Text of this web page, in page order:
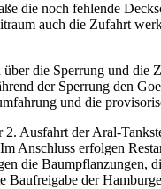
die noch fehlende
auch die Zufahrt
die Sperrung und
der Sperrung den
und die
Ausfahrt der Aral-
Anschluss erfolgen
die
der